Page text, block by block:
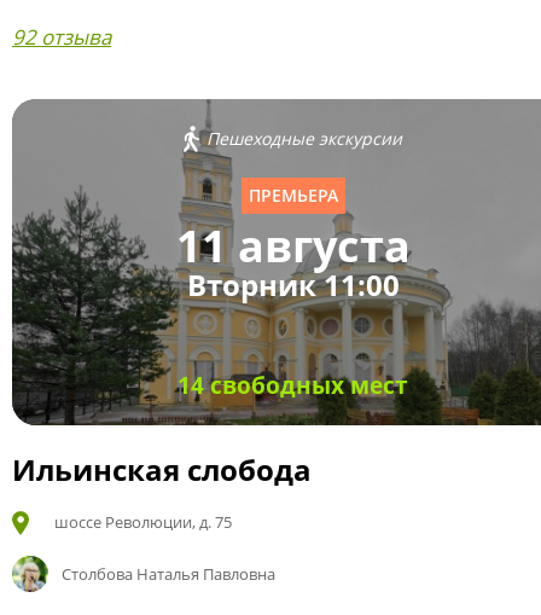
92 отзыва
Пешеходные экскурсии
ПРЕМЬЕРА
11 августа
Вторник 11:00
14 свободных мест
Ильинская слобода
шоссе Революции, д. 75
Столбова Наталья Павловна